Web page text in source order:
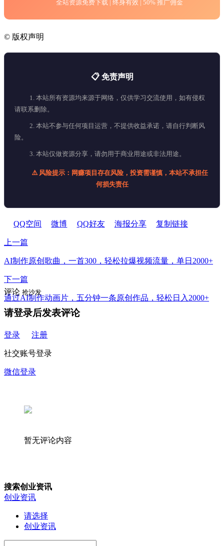
全站资源免费下载 | 终身有效 | 50% 推广佣金
© 版权声明
📋 免责声明
1. 本站所有资源均来源于网络，仅供学习交流使用，如有侵权
请联系删除。
2. 本站不参与任何项目运营，不提供收益承诺，请自行判断风
险。
3. 本站仅做资源分享，请勿用于商业用途或非法用途。
⚠️ 风险提示：网赚项目存在风险，投资需谨慎，本站不承担任
何损失责任
QQ空间 微博 QQ好友 海报分享 复制链接
上一篇
AI制作原创歌曲，一首300，轻松拉爆视频流量，单日2000+
下一篇
通过AI制作动画片，五分钟一条原创作品，轻松日入2000+
评论 抢沙发
请登录后发表评论
登录 注册
社交账号登录
微信登录
暂无评论内容
搜索创业资讯
创业资讯
请选择
创业资讯